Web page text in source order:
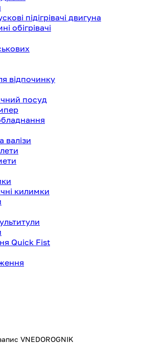
підігрівачі двигуна
обігрівачі
відпочинку
посуд
валізи
килимки
Quick Fist
VNEDOROGNIK